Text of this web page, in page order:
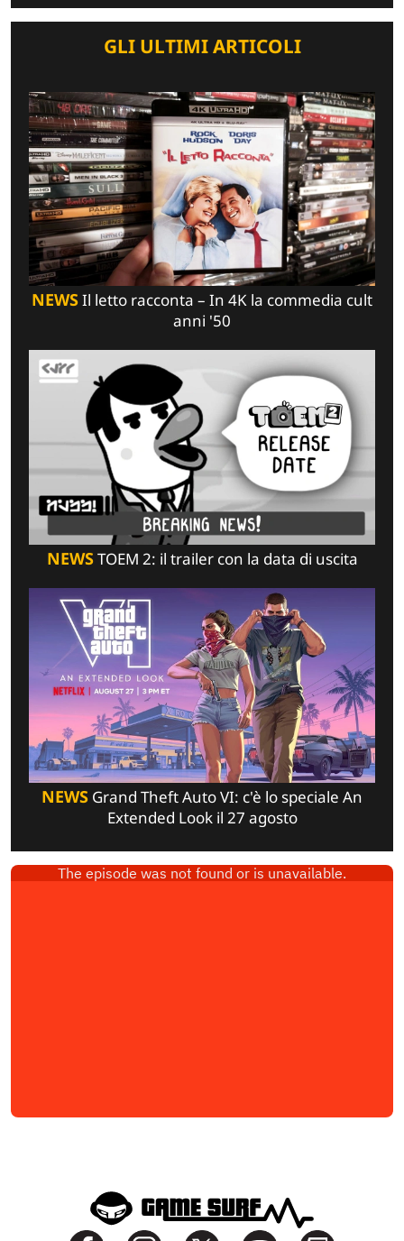
GLI ULTIMI ARTICOLI
NEWSIl letto racconta – In 4K la commedia cult
anni '50
NEWSTOEM 2: il trailer con la data di uscita
NEWS Grand Theft Auto VI: c'è lo speciale An
Extended Look il 27 agosto